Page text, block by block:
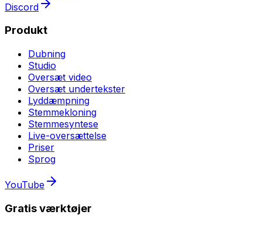
Discord
Produkt
Dubning
Studio
Oversæt video
Oversæt undertekster
Lyddæmpning
Stemmekloning
Stemmesyntese
Live-oversættelse
Priser
Sprog
YouTube
Gratis værktøjer